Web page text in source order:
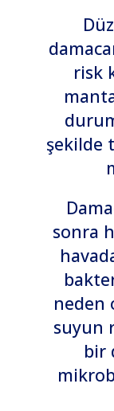
risk
şekilde
sonra
neden
suyun
bir